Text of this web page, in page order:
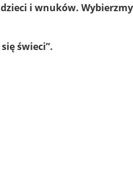
i wnuków.
świeci”.